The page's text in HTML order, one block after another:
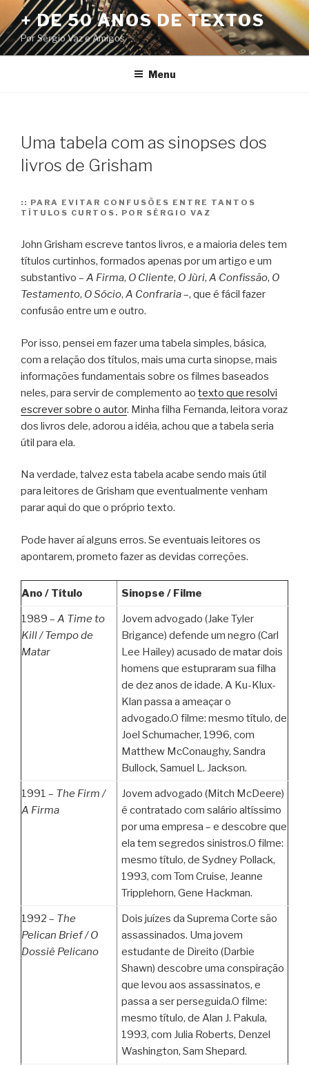
Pular
para
o
conteúdo
+ DE 50 ANOS DE TEXTOS
Por Sérgio Vaz e Amigos
Menu
Uma tabela com as sinopses dos
livros de Grisham
:: PARA EVITAR CONFUSÕES ENTRE TANTOS
TÍTULOS CURTOS. POR SÉRGIO VAZ
John Grisham escreve tantos livros, e a maioria deles tem
títulos curtinhos, formados apenas por um artigo e um
substantivo – A Firma, O Cliente, O Jùri, A Confissão, O
Testamento, O Sócio, A Confraria–, que é fácil fazer
confusão entre um e outro.
Por isso, pensei em fazer uma tabela simples, básica,
com a relação dos títulos, mais uma curta sinopse, mais
informações fundamentais sobre os filmes baseados
neles, para servir de complemento ao texto que resolvi
escrever sobre o autor. Minha filha Fernanda, leitora voraz
dos livros dele, adorou a idéia, achou que a tabela seria
útil para ela.
Na verdade, talvez esta tabela acabe sendo mais útil
para leitores de Grisham que eventualmente venham
parar aqui do que o próprio texto.
Pode haver aí alguns erros. Se eventuais leitores os
apontarem, prometo fazer as devidas correções.
Ano / Título Sinopse / Filme
1989 – A Time to
Kill /Tempo de
Matar
Jovem advogado (Jake Tyler
Brigance) defende um negro (Carl
Lee Hailey) acusado de matar dois
homens que estupraram sua filha
de dez anos de idade. A Ku-Klux-
Klan passa a ameaçar o
advogado.O filme: mesmo título, de
Joel Schumacher, 1996, com
Matthew McConaughy, Sandra
Bullock, Samuel L. Jackson.
1991 – The Firm /
A Firma
Jovem advogado (Mitch McDeere)
é contratado com salário altíssimo
por uma empresa – e descobre que
ela tem segredos sinistros.O filme:
mesmo título, de Sydney Pollack,
1993, com Tom Cruise, Jeanne
Tripplehorn, Gene Hackman.
1992 – The
Pelican Brief /O
Dossiê Pelicano
Dois juízes da Suprema Corte são
assassinados. Uma jovem
estudante de Direito (Darbie
Shawn) descobre uma conspiração
que levou aos assassinatos, e
passa a ser perseguida.O filme:
mesmo título, de Alan J. Pakula,
1993, com Julia Roberts, Denzel
Washington, Sam Shepard.